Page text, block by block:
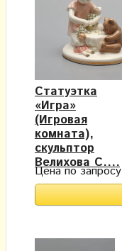
Статуэтка
«Игра»
(Игровая
комната),
скульптор
Велихова С....
Цена по запросу